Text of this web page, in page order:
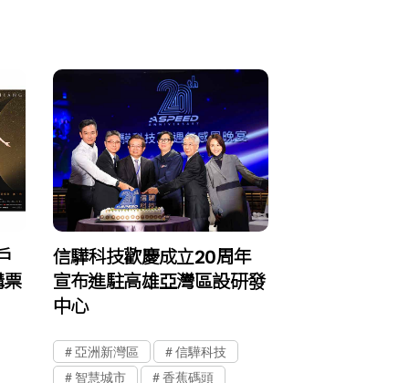
信驊科技歡慶成立20周年
宣布進駐高雄亞灣區設研發
中心
亞洲新灣區
信驊科技
智慧城市
香蕉碼頭